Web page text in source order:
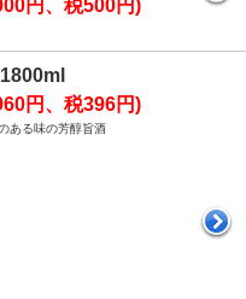
円、税500円)
円、税396円)
ある味の芳醇旨酒